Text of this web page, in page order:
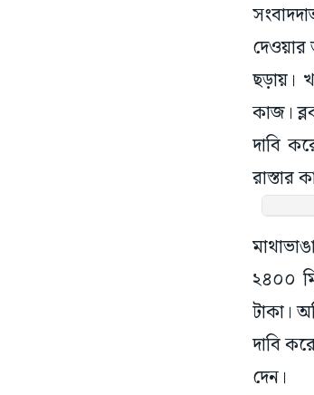
ছড়ায়।
কাজ।
দাবি
রাস্তার
২৪০০
টাকা।
দাবি
দেন।